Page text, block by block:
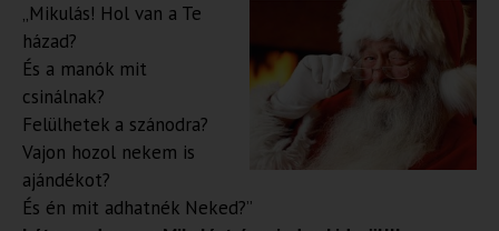
„Mikulás! Hol van a Te
házad?
És a manók mit
csinálnak?
Felülhetek a szánodra?
Vajon hozol nekem is
ajándékot?
És én mit adhatnék Neked?”